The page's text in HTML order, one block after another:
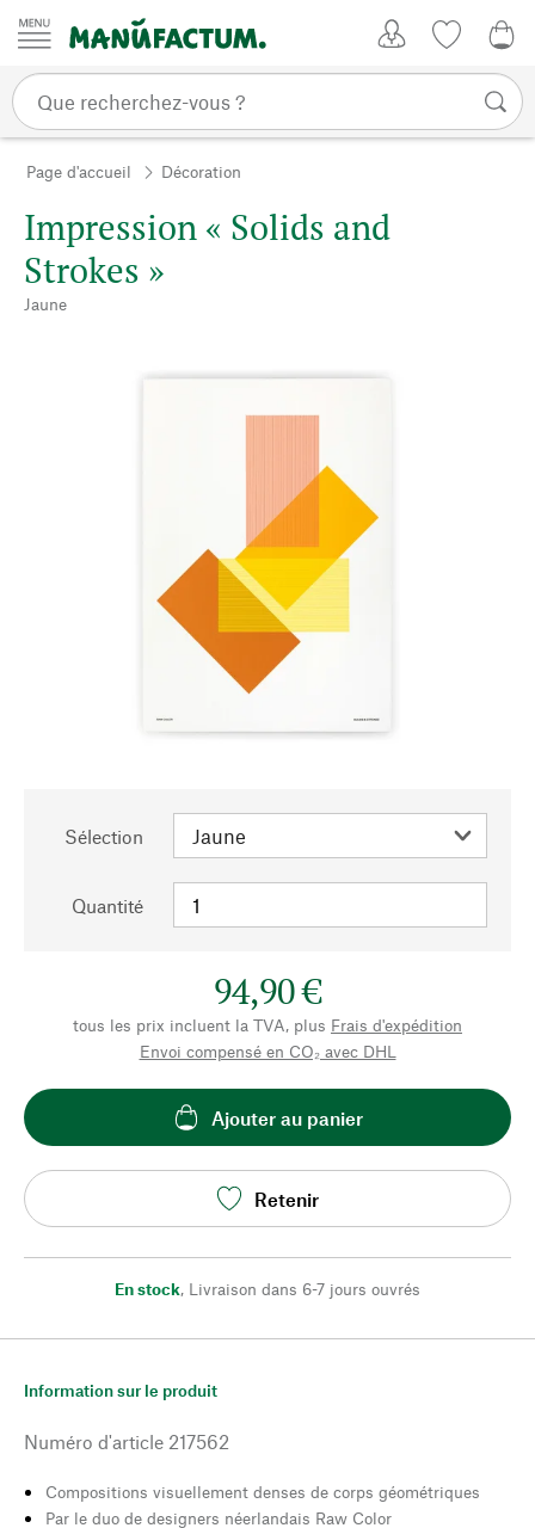
Passer au contenu
Page d'accueil Décoration
Impression « Solids and
Strokes »
Jaune
Sélection
Quantité
94,90 €
tous les prix incluent la TVA, plus Frais d'expédition
Envoi compensé en CO₂ avec DHL
Ajouter au panier
Retenir
En stock, Livraison dans 6-7 jours ouvrés
Information sur le produit
Numéro d'article 217562
Compositions visuellement denses de corps géométriques
Par le duo de designers néerlandais Raw Color